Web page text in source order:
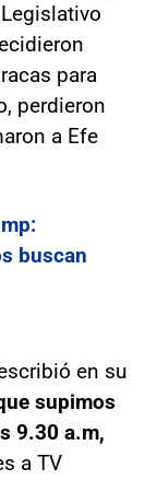
para
perdieron
a Efe
buscan
en su
supimos
9.30 a.m,
a TV